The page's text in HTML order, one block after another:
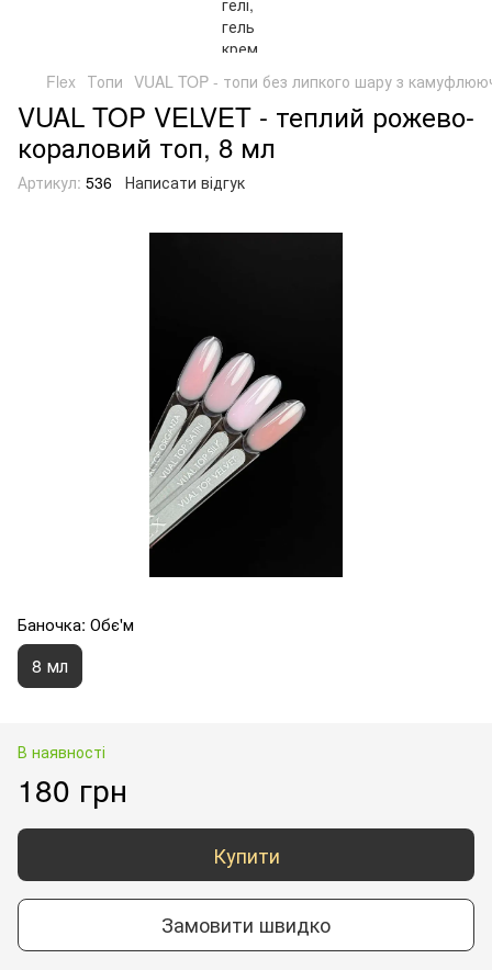
Flex Топи VUAL TOP - топи без липкого шару з
VUAL TOP VELVET - теплий рожево-
кораловий топ, 8 мл
Артикул: 536 Написати відгук
Баночка: Обє'м
8 мл
В наявності
180 грн
Купити
Замовити швидко